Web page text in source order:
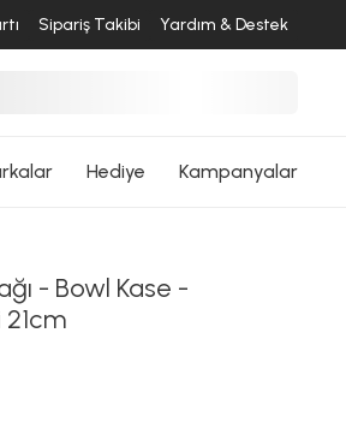
Sipariş Takibi Yardım & Destek
Hediye Kampanyalar
- Bowl Kase -